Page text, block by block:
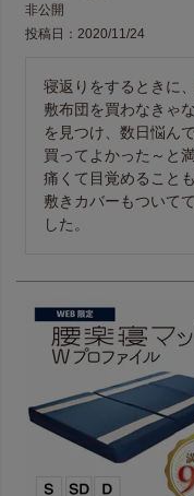
非公開
投稿日
2020/11/24
寝返りをするときに
敷布団を買わなきゃ
を見つけ、数日悩ん
買ってよかった～と
痛くて目覚めること
敷きカバーもついて
した。